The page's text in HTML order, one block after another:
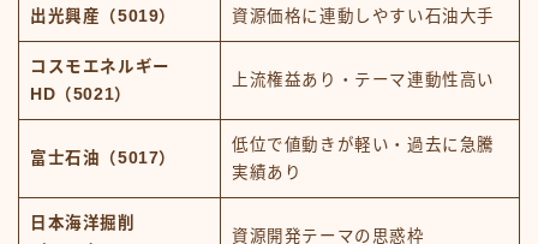
出光興産（5019） 資源価格に連動しやすい石油大手
コスモエネルギー
HD（5021）
上流権益あり・テーマ連動性高い
富士石油（5017）
低位で値動きが軽い・過去に急騰
実績あり
日本海洋掘削
資源開発テーマの思惑枠